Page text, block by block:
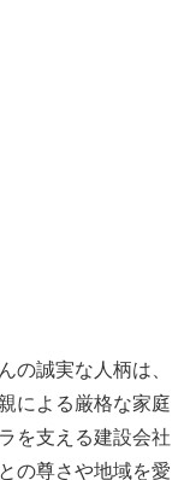
の誠実な人柄は、
による厳格な家庭
を支える建設会社
の尊さや地域を愛